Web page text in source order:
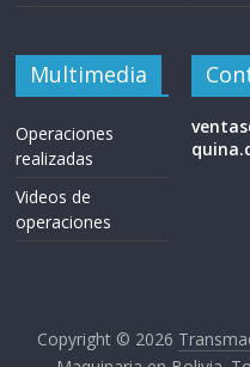
Multimedia
Operaciones
realizadas
Videos de
operaciones
Copyright © 2026